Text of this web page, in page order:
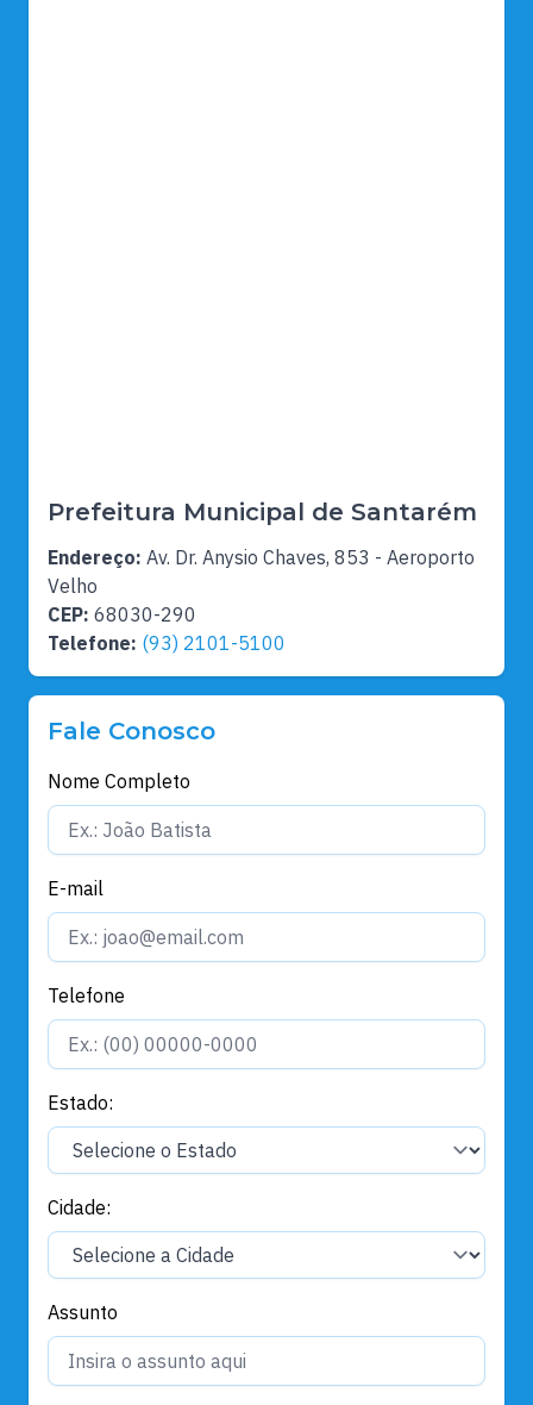
Prefeitura Municipal de Santarém
Endereço: Av. Dr. Anysio Chaves, 853 - Aeroporto
Velho
CEP: 68030-290
Telefone: (93) 2101-5100
Fale Conosco
Nome Completo
E-mail
Telefone
Estado:
Cidade:
Assunto